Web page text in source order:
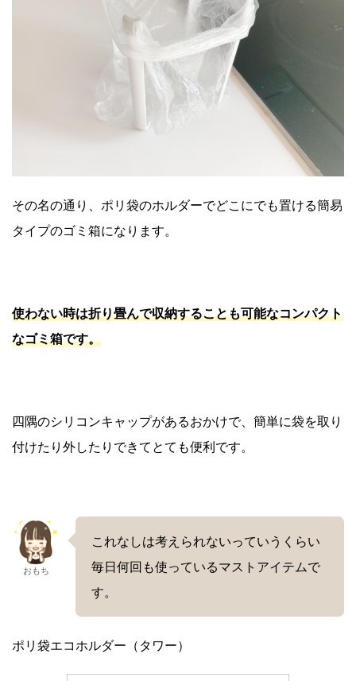
その名の通り、ポリ袋のホルダーでどこにでも置ける簡易
タイプのゴミ箱になります。
使わない時は折り畳んで収納することも可能なコンパクト
なゴミ箱です。
四隅のシリコンキャップがあるおかけで、簡単に袋を取り
付けたり外したりできてとても便利です。
おもち
これなしは考えられないっていうくらい
毎日何回も使っているマストアイテムで
す。
ポリ袋エコホルダー（タワー）